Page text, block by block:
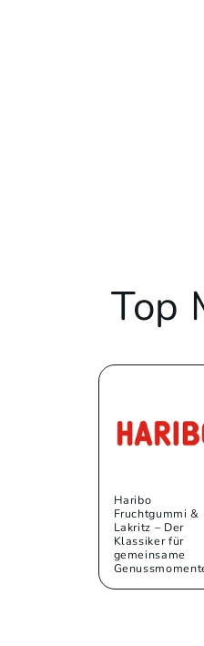
Top
Haribo
Fruchtgummi &
Lakritz – Der
Klassiker für
gemeinsame